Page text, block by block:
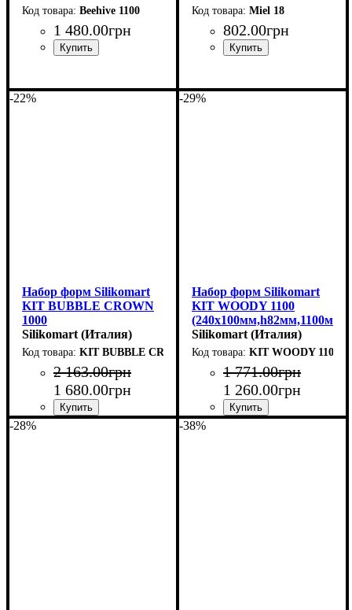
Beehive 1100
1 480.00грн
Miel 18
802.00грн
-22%
Набор форм Silikomart
KIT BUBBLE CROWN
1000
(d180мм,h60мм,1000мл)
Silikomart (Италия)
KIT BUBBLE CROWN 1000
2 163.00грн
1 680.00грн
-29%
Набор форм Silikomart
KIT WOODY 1100
(240x100мм,h82мм,1100мл)
Silikomart (Италия)
KIT WOODY 1100
1 771.00грн
1 260.00грн
-28% -38%